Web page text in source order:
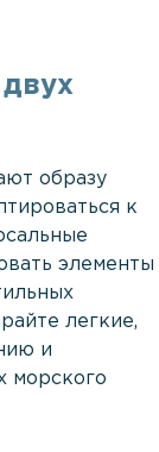
образу
к
элементы
легкие,
и
морского